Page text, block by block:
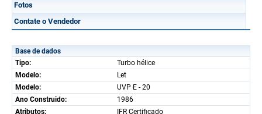
Fotos
Contate o Vendedor
Base de dados
Tipo:
Turbo hélice
Modelo:
Let
Modelo:
UVP E - 20
Ano Construido:
1986
Atributos:
IFR Certificado